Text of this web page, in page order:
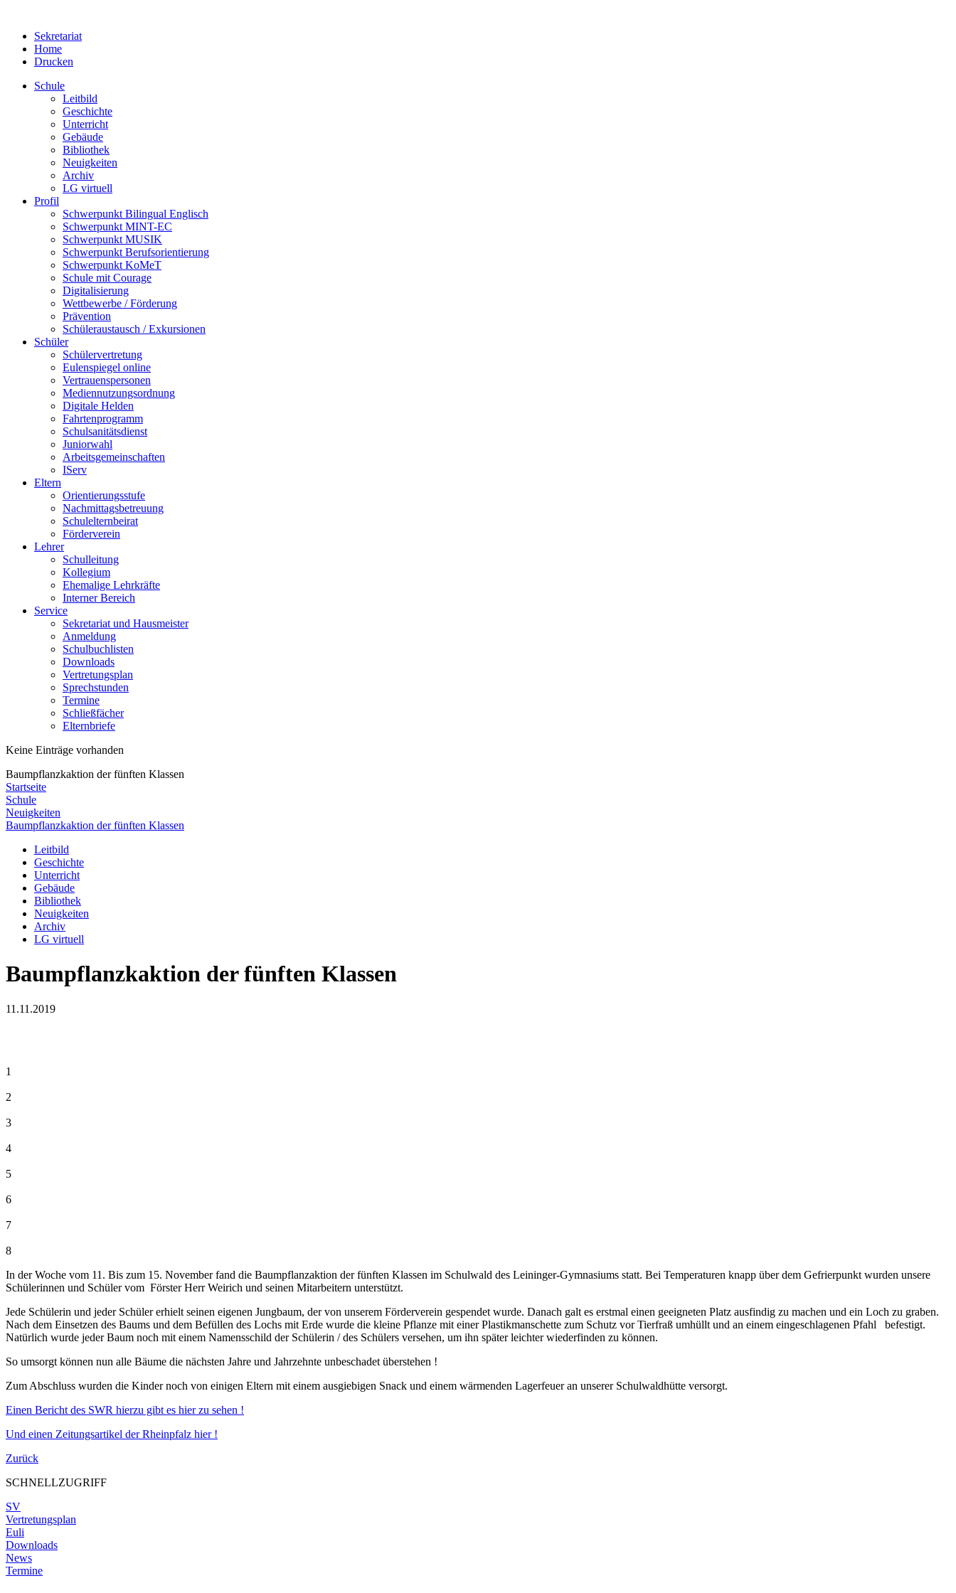
Sekretariat
Home
Drucken
Schule
Leitbild
Geschichte
Unterricht
Gebäude
Bibliothek
Neuigkeiten
Archiv
LG virtuell
Profil
Schwerpunkt Bilingual Englisch
Schwerpunkt MINT-EC
Schwerpunkt MUSIK
Schwerpunkt Berufsorientierung
Schwerpunkt KoMeT
Schule mit Courage
Digitalisierung
Wettbewerbe / Förderung
Prävention
Schüleraustausch / Exkursionen
Schüler
Schülervertretung
Eulenspiegel online
Vertrauenspersonen
Mediennutzungsordnung
Digitale Helden
Fahrtenprogramm
Schulsanitätsdienst
Juniorwahl
Arbeitsgemeinschaften
IServ
Eltern
Orientierungsstufe
Nachmittagsbetreuung
Schulelternbeirat
Förderverein
Lehrer
Schulleitung
Kollegium
Ehemalige Lehrkräfte
Interner Bereich
Service
Sekretariat und Hausmeister
Anmeldung
Schulbuchlisten
Downloads
Vertretungsplan
Sprechstunden
Termine
Schließfächer
Elternbriefe
Keine Einträge vorhanden
Baumpflanzkaktion der fünften Klassen
Startseite
Schule
Neuigkeiten
Baumpflanzkaktion der fünften Klassen
Leitbild
Geschichte
Unterricht
Gebäude
Bibliothek
Neuigkeiten
Archiv
LG virtuell
Baumpflanzkaktion der fünften Klassen
11.11.2019
1
2
3
4
5
6
7
8
In der Woche vom 11. Bis zum 15. November fand die Baumpflanzaktion der fünften Klassen im Schulwald des Leininger-Gymnasiums statt. Bei Temperaturen knapp über dem Gefrierpunkt wurden unsere
Schülerinnen und Schüler vom Förster Herr Weirich und seinen Mitarbeitern unterstützt.
Jede Schülerin und jeder Schüler erhielt seinen eigenen Jungbaum, der von unserem Förderverein gespendet wurde. Danach galt es erstmal einen geeigneten Platz ausfindig zu machen und ein Loch zu graben.
Nach dem Einsetzen des Baums und dem Befüllen des Lochs mit Erde wurde die kleine Pflanze mit einer Plastikmanschette zum Schutz vor Tierfraß umhüllt und an einem eingeschlagenen Pfahl befestigt.
Natürlich wurde jeder Baum noch mit einem Namensschild der Schülerin / des Schülers versehen, um ihn später leichter wiederfinden zu können.
So umsorgt können nun alle Bäume die nächsten Jahre und Jahrzehnte unbeschadet überstehen !
Zum Abschluss wurden die Kinder noch von einigen Eltern mit einem ausgiebigen Snack und einem wärmenden Lagerfeuer an unserer Schulwaldhütte versorgt.
Einen Bericht des SWR hierzu gibt es hier zu sehen !
Und einen Zeitungsartikel der Rheinpfalz hier !
Zurück
SCHNELLZUGRIFF
SV
Vertretungsplan
Euli
Downloads
News
Termine